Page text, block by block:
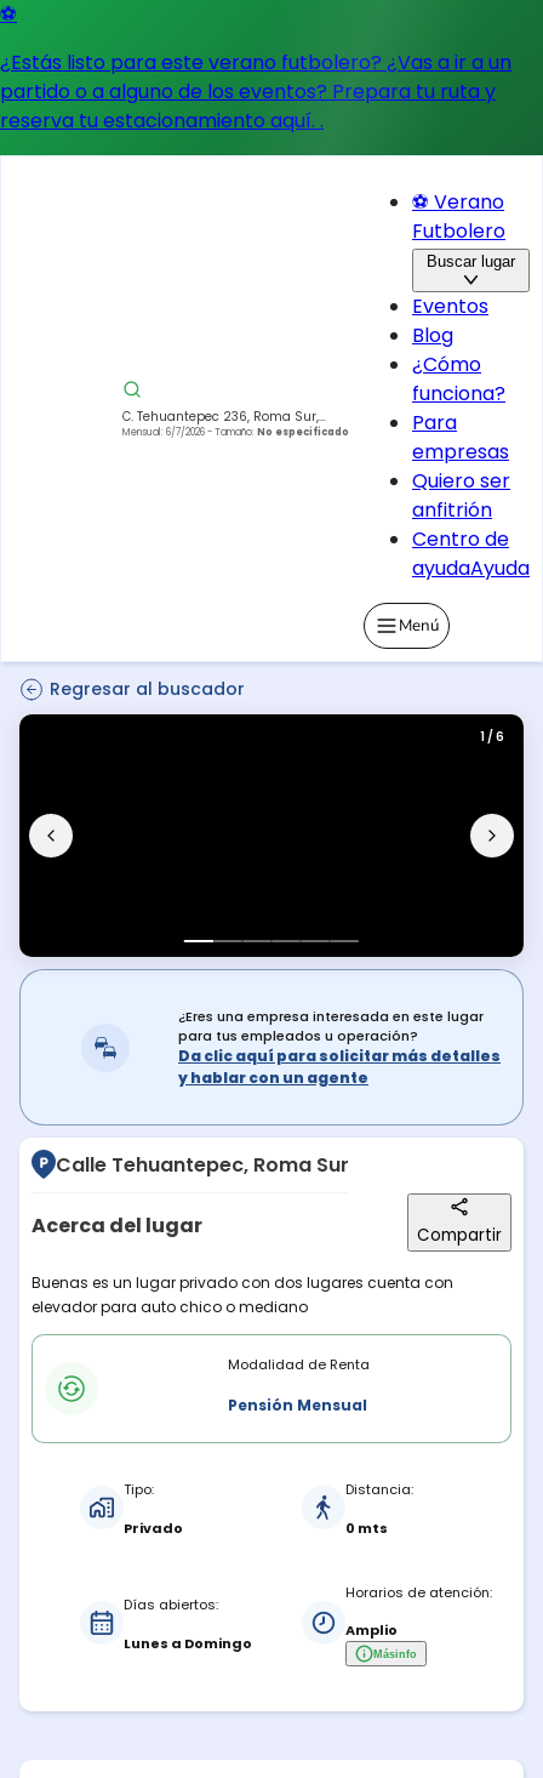
⚽
¿Estás listo para este verano futbolero? ¿Vas a ir a un
partido o a alguno de los eventos? Prepara tu ruta y
reserva tu estacionamiento aquí. .
C. Tehuantepec 236, Roma Sur,
Cuauhtémoc, 06760 Ciudad de
Mensual: 6/7/2026- Tamaño: No especificado
⚽ Verano
Futbolero
Buscar lugar
Eventos
Blog
¿Cómo
funciona?
Para
empresas
Quiero ser
anfitrión
Centro de
ayudaAyuda
Menú
Regresar al buscador
1 / 6
¿Eres una empresa interesada en este lugar
para tus empleados u operación?
Da clic aquí para solicitar más detalles
y hablar con un agente
Calle Tehuantepec, Roma Sur
Acerca del lugar Compartir
Descripción del lugar
Buenas es un lugar privado con dos lugares cuenta con
elevador para auto chico o mediano
Modalidades de rentaModalidad de Renta
Pensión Mensual
Tipo:
Privado
Distancia:
0 mts
Días abiertos:
Lunes a Domingo
Horarios de atención:
Amplio
Másinfo